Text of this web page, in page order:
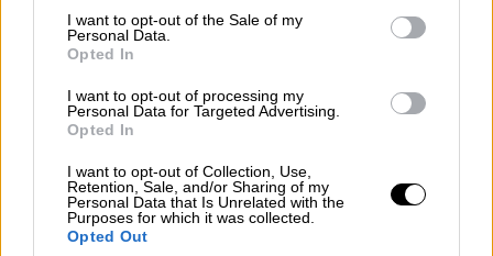
consent section.
I want to opt-out of the Sale of my
Personal Data.
Opted In
I want to opt-out of processing my
Personal Data for Targeted Advertising.
Opted In
I want to opt-out of Collection, Use,
Retention, Sale, and/or Sharing of my
Personal Data that Is Unrelated with the
Purposes for which it was collected.
Opted Out
Σύλληψη 38χρονου στον Ταύρο:
Κατασχέθηκαν όπλα, κροτίδες,
ναρκωτικά και 8.360 ευρώ